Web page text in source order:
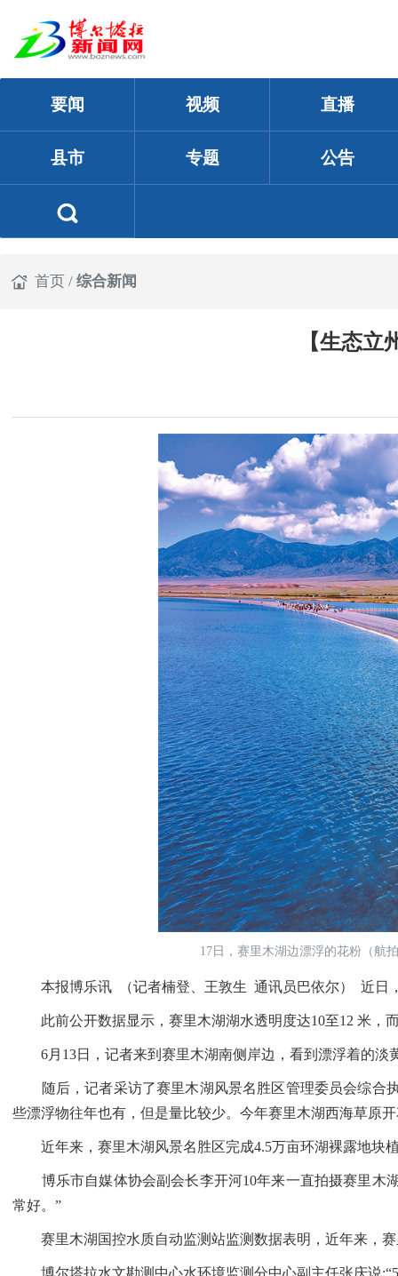
要闻 视频 直播
县市 专题 公告
首页/综合新闻
【生态
17日，赛里木湖边漂浮的花粉（
本报博乐讯 （记者楠登、王敦生 通讯员巴依尔） 近日，
此前公开数据显示，赛里木湖湖水透明度达10至12 米，
6月13日，记者来到赛里木湖南侧岸边，看到漂浮着的淡
随后，记者采访了赛里木湖风景名胜区管理委员会综合执
些漂浮物往年也有，但是量比较少。今年赛里木湖西海草原
近年来，赛里木湖风景名胜区完成4.5万亩环湖裸露地块
博乐市自媒体协会副会长李开河10年来一直拍摄赛里木
常好。”
赛里木湖国控水质自动监测站监测数据表明，近年来，赛